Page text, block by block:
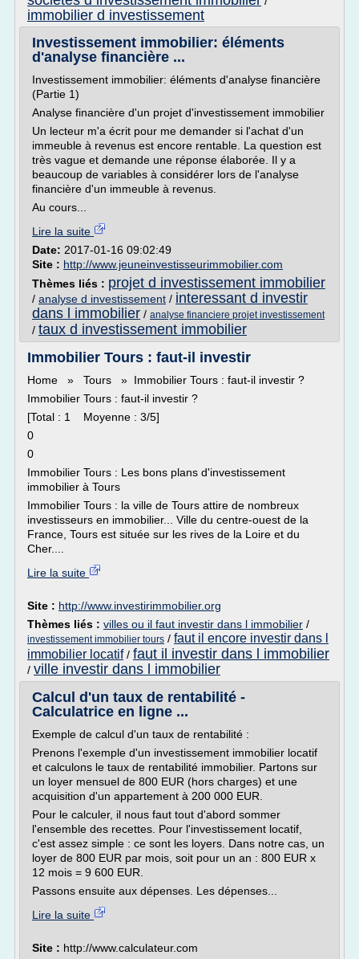
immobilier d investissement
Investissement immobilier: éléments
d'analyse financière ...
Investissement immobilier: éléments d'analyse financière
(Partie 1)
Analyse financière d'un projet d'investissement immobilier
Un lecteur m'a écrit pour me demander si l'achat d'un
immeuble à revenus est encore rentable. La question est
très vague et demande une réponse élaborée. Il y a
beaucoup de variables à considérer lors de l'analyse
financière d'un immeuble à revenus.
Au cours...
Lire la suite
Date: 2017-01-16 09:02:49
Site : http://www.jeuneinvestisseurimmobilier.com
Thèmes liés : projet d investissement immobilier
/ analyse d investissement / interessant d investir
dans l immobilier / analyse financiere projet investissement
/ taux d investissement immobilier
Immobilier Tours : faut-il investir
Home » Tours » Immobilier Tours : faut-il investir ?
Immobilier Tours : faut-il investir ?
[Total : 1 Moyenne : 3/5]
0
0
Immobilier Tours : Les bons plans d'investissement
immobilier à Tours
Immobilier Tours : la ville de Tours attire de nombreux
investisseurs en immobilier... Ville du centre-ouest de la
France, Tours est située sur les rives de la Loire et du
Cher....
Lire la suite
Site : http://www.investirimmobilier.org
Thèmes liés : villes ou il faut investir dans l immobilier /
investissement immobilier tours / faut il encore investir dans l
immobilier locatif/ faut il investir dans l immobilier
/ ville investir dans l immobilier
Calcul d'un taux de rentabilité -
Calculatrice en ligne ...
Exemple de calcul d'un taux de rentabilité :
Prenons l'exemple d'un investissement immobilier locatif
et calculons le taux de rentabilité immobilier. Partons sur
un loyer mensuel de 800 EUR (hors charges) et une
acquisition d'un appartement à 200 000 EUR.
Pour le calculer, il nous faut tout d'abord sommer
l'ensemble des recettes. Pour l'investissement locatif,
c'est assez simple : ce sont les loyers. Dans notre cas, un
loyer de 800 EUR par mois, soit pour un an : 800 EUR x
12 mois = 9 600 EUR.
Passons ensuite aux dépenses. Les dépenses...
Lire la suite
Site : http://www.calculateur.com